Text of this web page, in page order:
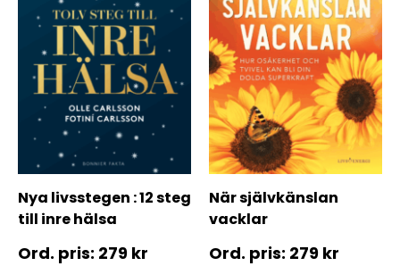
Nya livsstegen : 12 steg
till inre hälsa
279 kr
När självkänslan
vacklar
279 kr